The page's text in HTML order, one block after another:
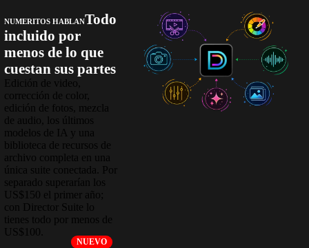
NUMERITOS HABLANTodo
incluido por
menos de lo que
cuestan sus partes
Edición de video,
corrección de color,
edición de fotos, mezcla
de audio, los últimos
modelos de IA y una
biblioteca de recursos de
archivo completa en una
única suite conectada. Por
separado superarían los
US$150 el primer año;
con Director Suite lo
tienes todo por menos de
US$100.
NUEVO